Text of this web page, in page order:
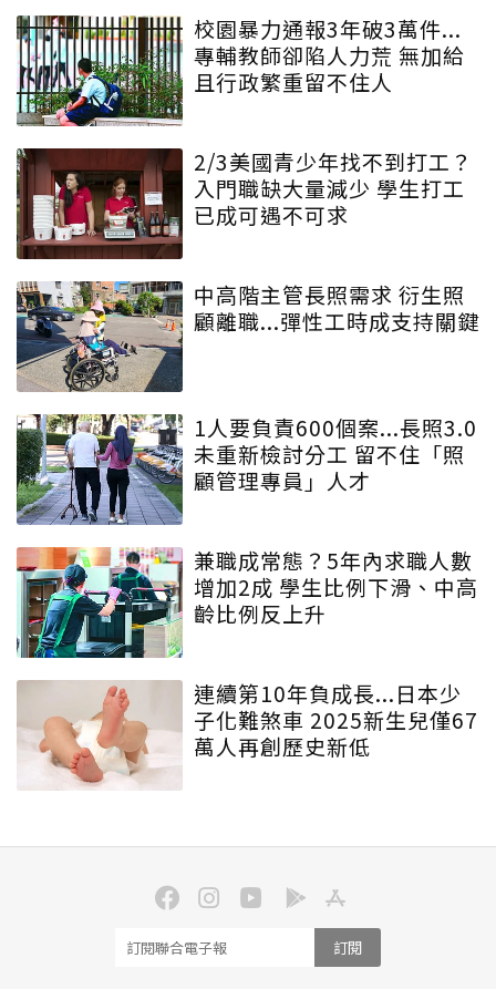
校園暴力通報3年破3萬件...
專輔教師卻陷人力荒 無加給
且行政繁重留不住人
2/3美國青少年找不到打工？
入門職缺大量減少 學生打工
已成可遇不可求
中高階主管長照需求 衍生照
顧離職...彈性工時成支持關鍵
1人要負責600個案...長照3.0
未重新檢討分工 留不住「照
顧管理專員」人才
兼職成常態？5年內求職人數
增加2成 學生比例下滑、中高
齡比例反上升
連續第10年負成長...日本少
子化難煞車 2025新生兒僅67
萬人再創歷史新低
訂閱